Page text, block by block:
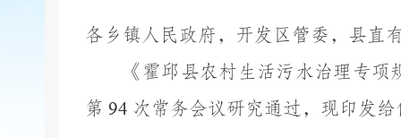
各乡镇人民政府，开发区管委，县直
《霍邱县农村生活污水治理专项
第 94 次常务会议研究通过，现印发